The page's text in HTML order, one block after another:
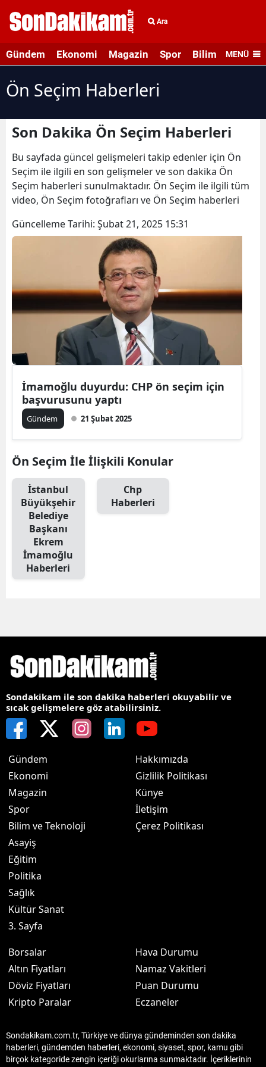
Ara
Gündem Ekonomi Magazin Spor Bilim veMENÜ
Ön Seçim Haberleri
Son Dakika Ön Seçim Haberleri
Bu sayfada güncel gelişmeleri takip edenler için Ön
Seçim ile ilgili en son gelişmeler ve son dakika Ön
Seçim haberleri sunulmaktadır. Ön Seçim ile ilgili tüm
video, Ön Seçim fotoğrafları ve Ön Seçim haberleri
Güncelleme Tarihi: Şubat 21, 2025 15:31
İmamoğlu duyurdu: CHP ön seçim için
başvurusunu yaptı
Gündem 21 Şubat 2025
Ön Seçim İle İlişkili Konular
İstanbul
Büyükşehir
Belediye
Başkanı
Ekrem
İmamoğlu
Haberleri
Chp
Haberleri
Sondakikam ile son dakika haberleri okuyabilir ve
sıcak gelişmelere göz atabilirsiniz.
Gündem
Ekonomi
Magazin
Spor
Bilim ve Teknoloji
Asayiş
Eğitim
Politika
Sağlık
Kültür Sanat
3. Sayfa
Hakkımızda
Gizlilik Politikası
Künye
İletişim
Çerez Politikası
Borsalar
Altın Fiyatları
Döviz Fiyatları
Kripto Paralar
Hava Durumu
Namaz Vakitleri
Puan Durumu
Eczaneler
Sondakikam.com.tr, Türkiye ve dünya gündeminden son dakika
haberleri, gündemden haberleri, ekonomi, siyaset, spor, kamu gibi
birçok kategoride zengin içeriği okurlarına sunmaktadır. İçeriklerinin